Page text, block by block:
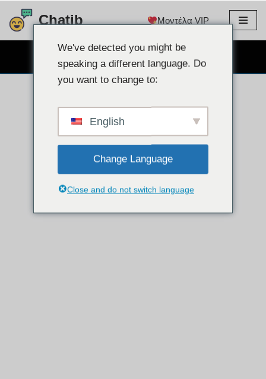
Μετάβαση
περιεχόμενο
Chatib Μοντέλα VIP
ΔΩΡΕΑΝ CHAT WEBCAM
We've detected you might be
speaking a different language. Do
you want to change to:
English
Change Language
Close and do not switch language